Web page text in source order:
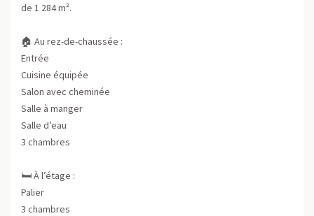
de 1 284 m².
🏠 Au rez-de-chaussée :
Entrée
Cuisine équipée
Salon avec cheminée
Salle à manger
Salle d’eau
3 chambres
🛏️ À l’étage :
Palier
3 chambres